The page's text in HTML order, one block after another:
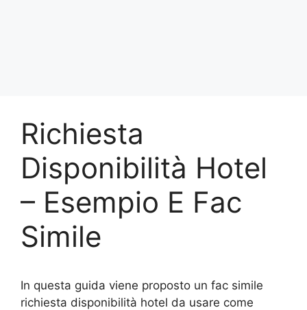
Richiesta
Disponibilità Hotel
– Esempio E Fac
Simile
In questa guida viene proposto un fac simile
richiesta disponibilità hotel da usare come